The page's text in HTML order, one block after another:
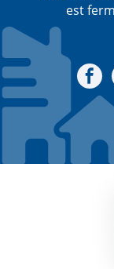
est